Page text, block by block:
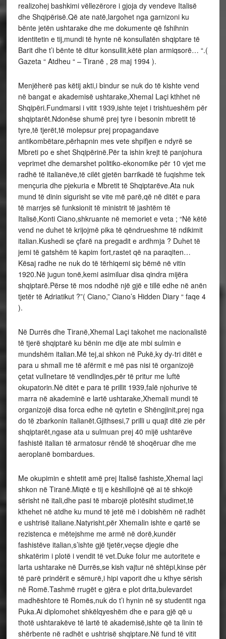
realizohej bashkimi vëllezërore i gjoja dy vendeve Italisë
dhe Shqipërisë.Që ate natë,largohet nga garnizoni ku
bënte jetën ushtarake dhe me dokumente që fshihnin
identitetin e tij,mundi të hynte në konsullatën shqiptare të
Barit dhe t’i bënte të ditur konsullit,këtë plan armiqsorë… “.(
Gazeta “ Atdheu “ – Tiranë , 28 maj 1994 ).
Menjëherë pas këtij akti,i bindur se nuk do të kishte vend
në bangat e akademisë ushtarake,Xhemal Laçi kthhet në
Shqipëri.Fundmarsi i vitit 1939,ishte tejet i trishtueshëm për
shqiptarët.Ndonëse shumë prej tyre i besonin mbretit të
tyre,të tjerët,të molepsur prej propagandave
antikombëtare,përhapnin mes vete shpifjen e ndyrë se
Mbreti po e shet Shqipërinë.Për ta ishin krejt të panjohura
veprimet dhe demarshet politiko-ekonomike për 10 vjet me
radhë të italianëve,të cilët gjetën barrikadë të fuqishme tek
mençuria dhe pjekuria e Mbretit të Shqiptarëve.Ata nuk
mund të dinin sigurisht se vite më parë,që në ditët e para
të marrjes së funksionit të ministrit të jashtëm të
Italisë,Konti Ciano,shkruante në memoriet e veta ; “Në këtë
vend ne duhet të krijojmë pika të qëndrueshme të ndikimit
italian.Kushedi se çfarë na pregadit e ardhmja ? Duhet të
jemi të gatshëm të kapim fort,rastet që na paraqiten…
Kësaj radhe ne nuk do të tërhiqemi siç bëmë në vitin
1920.Në jugun tonë,kemi asimiluar disa qindra mijëra
shqiptarë.Përse të mos ndodhë një gjë e tillë edhe në anën
tjetër të Adriatikut ?”( Ciano,” Ciano’s Hidden Diary “ faqe 4
).
Në Durrës dhe Tiranë,Xhemal Laçi takohet me nacionalistë
të tjerë shqiptarë ku bënin me dije ate mbi sulmin e
mundshëm italian.Më tej,ai shkon në Pukë,ky dy-tri ditët e
para u shmall me të afërmit e më pas nisi të organizojë
çetat vullnetare të vendlindjes,për të pritur me luftë
okupatorin.Në ditët e para të prillit 1939,falë njohurive të
marra në akademinë e lartë ushtarake,Xhemali mundi të
organizojë disa forca edhe në qytetin e Shëngjinit,prej nga
do të zbarkonin italianët.Gjithsesi,7 prilli u quajt ditë zie për
shqiptarët,ngase ata u sulmuan prej 40 mijë ushtarëve
fashistë italian të armatosur rëndë të shoqëruar dhe me
aeroplanë bombardues.
Me okupimin e shtetit amë prej Italisë fashiste,Xhemal laçi
shkon në Tiranë.Miqtë e tij e këshillojnë që ai të shkojë
sërisht në itali,dhe pasi të mbarojë plotësiht studimet,të
kthehet në atdhe ku mund të jetë më i dobishëm në radhët
e ushtrisë italiane.Natyrisht,për Xhemalin ishte e qartë se
rezistenca e mëtejshme me armë në dorë,kundër
fashistëve italian,s’ishte gjë tjetër,veçse djegie dhe
shkatërim i plotë i vendit të vet.Duke folur me autoritete e
larta ushtarake në Durrës,se kish vajtur në shtëpi,kinse për
të parë prindërit e sëmurë,i hipi vaporit dhe u kthye sërish
në Romë.Tashmë rrugët e gjëra e plot drita,bulevardet
madhështore të Romës,nuk do t’i hynin në sy studentit nga
Puka.Ai diplomohet shkëlqyeshëm dhe e para gjë që u
thotë ushtarakëve të lartë të akademisë,ishte që ta linin të
shërbente në radhët e ushtrisë shqiptare.Në fund të vitit